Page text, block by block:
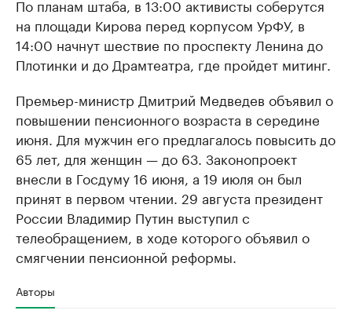
По планам штаба, в 13:00 активисты соберутся
на площади Кирова перед корпусом УрФУ, в
14:00 начнут шествие по проспекту Ленина до
Плотинки и до Драмтеатра, где пройдет митинг.
Премьер-министр Дмитрий Медведев объявил о
повышении пенсионного возраста в середине
июня. Для мужчин его предлагалось повысить до
65 лет, для женщин — до 63. Законопроект
внесли в Госдуму 16 июня, а 19 июля он был
принят в первом чтении. 29 августа президент
России Владимир Путин выступил с
телеобращением, в ходе которого объявил о
смягчении пенсионной реформы.
Авторы